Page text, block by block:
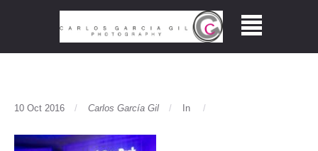
10 Oct 2016 Carlos García Gil In